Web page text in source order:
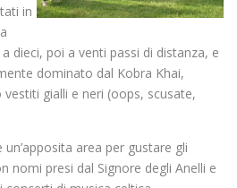
in
dieci, poi a venti passi di distanza, e
dominato dal Kobra Khai,
gialli e neri (oops, scusate,
area per gustare gli
nomi presi dal Signore degli Anelli e